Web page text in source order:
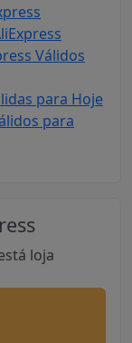
Válidos
para Hoje
para
loja